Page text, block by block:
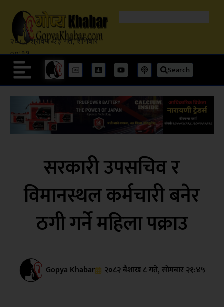
२०८३ श्रावण २३ गते, शनिबार
००:११
Search
सरकारी उपसचिव र
विमानस्थल कर्मचारी बनेर
ठगी गर्ने महिला पक्राउ
Gopya Khabar २०८२ बैशाख ८ गते, सोमबार २१:४५